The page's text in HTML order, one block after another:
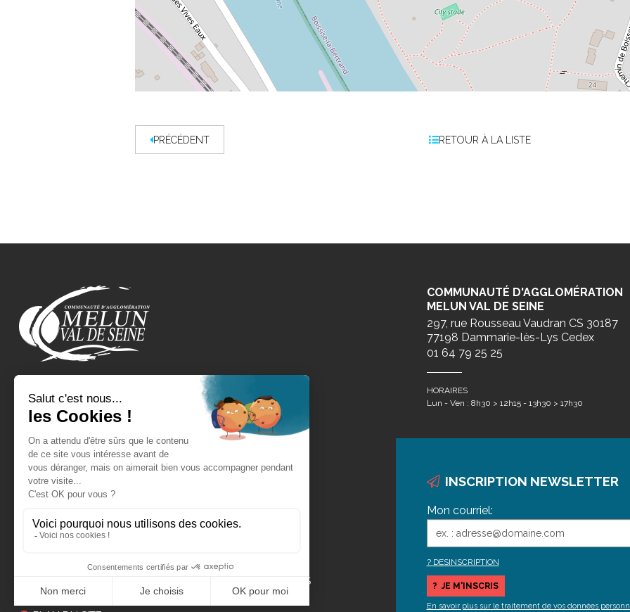
PRÉCÉDENT RETOUR À LA LISTE
REJOIGNEZ-NOUS !
COMMUNAUTÉ D'AGGLOMÉRATION
MELUN VAL DE SEINE
297, rue Rousseau Vaudran CS 30187
77198 Dammarie-lès-Lys Cedex
01 64 79 25 25
HORAIRES
Lun - Ven : 8h30 > 12h15 - 13h30 > 17h30
EXPRESSIONS POLITIQUES
CONTACT
MENTIONS LÉGALES
POLITIQUE DE GESTION DES DONNÉES PERSONNELLES
CONFORMITÉ AU RGAA : PARTIELLE
INSCRIPTION NEWSLETTER
Mon courriel:
DESINSCRIPTION
En savoir plus sur le traitement de vos données